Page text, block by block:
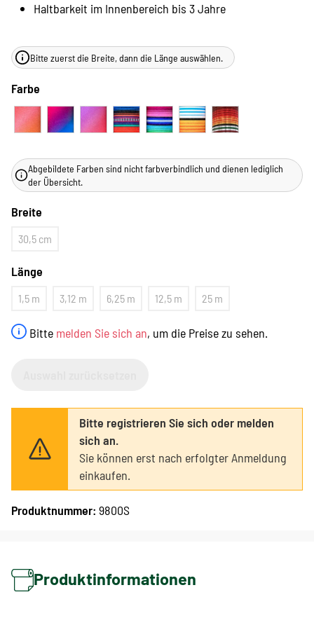
Haltbarkeit im Innenbereich bis 3 Jahre
Bitte melden Sie sich an, um die Preise zu sehen.
Bitte zuerst die Breite, dann die Länge auswählen.
Farbe
Abgebildete Farben sind nicht farbverbindlich und dienen lediglich
der Übersicht.
Breite
30,5 cm
Länge
1,5 m 3,12 m 6,25 m 12,5 m 25 m
Bitte registrieren Sie sich oder melden
sich an.
Sie können erst nach erfolgter Anmeldung
einkaufen.
Produktnummer: 9800S
Produktinformationen